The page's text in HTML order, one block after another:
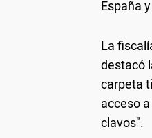
España
La
destacó
carpeta
acceso
clavos".